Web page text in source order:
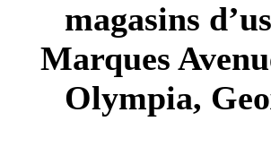
magasins
Marques
Olympia,